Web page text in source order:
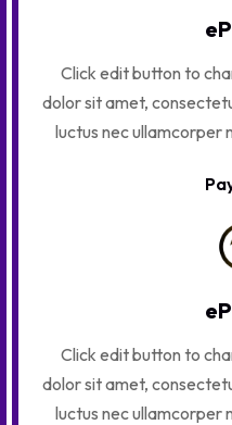
Click edit button to
dolor sit amet,
luctus nec ullamcorper
Click edit button to
dolor sit amet,
luctus nec ullamcorper